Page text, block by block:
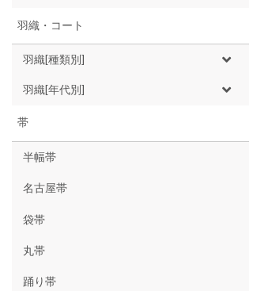
羽織・コート
羽織[種類別]
羽織[年代別]
帯
半幅帯
名古屋帯
袋帯
丸帯
踊り帯